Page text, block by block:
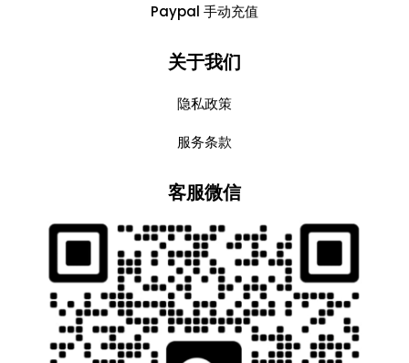
Paypal 手动充值
关于我们
隐私政策
服务条款
客服微信